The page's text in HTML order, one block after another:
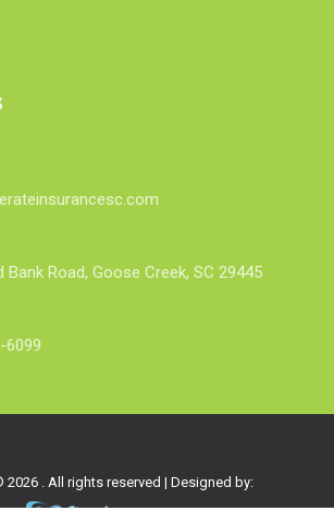
Bank Road, Goose Creek, SC 29445
6099
. All rights reserved | Designed by: